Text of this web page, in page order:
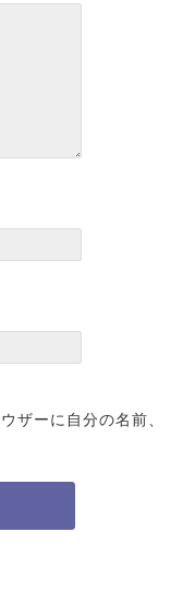
ザーに自分の名前、